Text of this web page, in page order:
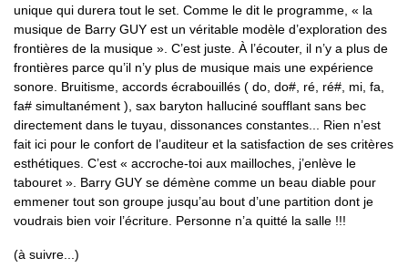
unique qui durera tout le set. Comme le dit le programme, « la
musique de Barry GUY est un véritable modèle d’exploration des
frontières de la musique ». C’est juste. À l’écouter, il n’y a plus de
frontières parce qu’il n’y plus de musique mais une expérience
sonore. Bruitisme, accords écrabouillés ( do, do#, ré, ré#, mi, fa,
fa# simultanément ), sax baryton halluciné soufflant sans bec
directement dans le tuyau, dissonances constantes... Rien n’est
fait ici pour le confort de l’auditeur et la satisfaction de ses critères
esthétiques. C’est « accroche-toi aux mailloches, j’enlève le
tabouret ». Barry GUY se démène comme un beau diable pour
emmener tout son groupe jusqu’au bout d’une partition dont je
voudrais bien voir l’écriture. Personne n’a quitté la salle !!!
(à suivre...)